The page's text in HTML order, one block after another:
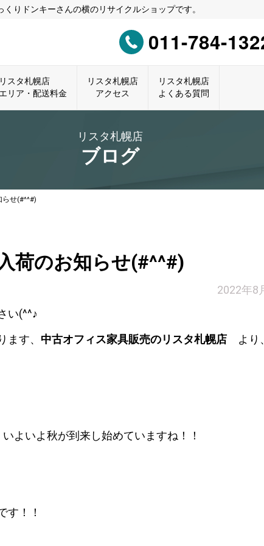
りドンキーさんの横のリサイクルショップです。
011-784-
リスタ札幌店
リア・配送料金
リスタ札幌店
アクセス
リスタ札幌店
よくある質問
リスタ札幌店
ブログ
せ(#^^#)
荷のお知らせ(#^^#)
2022年8
い(^^♪
す、 中古オフィス家具販売のリスタ札幌店 より
よいよ秋が到来し始めていますね！！
す！！